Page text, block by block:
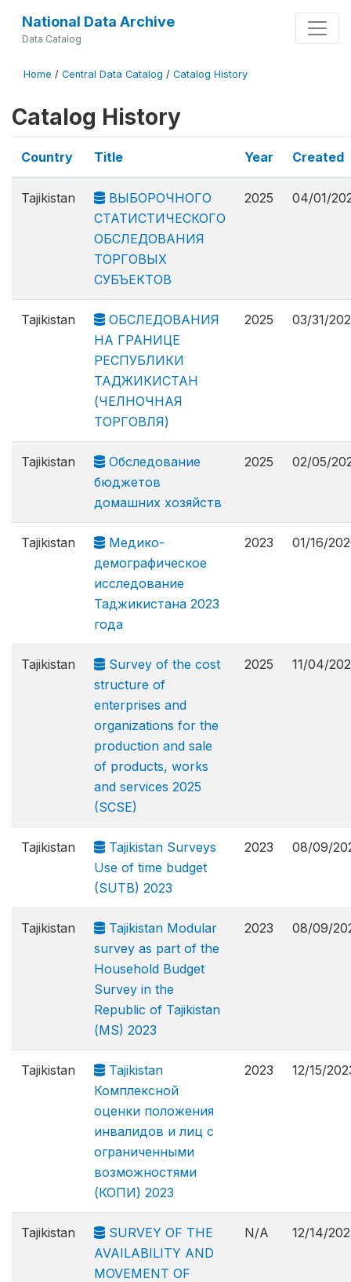
National Data Archive
Data Catalog
Home / Central Data Catalog / Catalog History
Catalog History
Country Title Year Created
Tajikistan
ВЫБОРОЧНОГО
СТАТИСТИЧЕСКОГО
ОБСЛЕДОВАНИЯ
ТОРГОВЫХ
СУБЪЕКТОВ
2025 04/01/
Tajikistan
ОБСЛЕДОВАНИЯ
НА ГРАНИЦЕ
РЕСПУБЛИКИ
ТАДЖИКИСТАН
(ЧЕЛНОЧНАЯ
ТОРГОВЛЯ)
2025 03/31/
Tajikistan
Обследование
бюджетов
домашних хозяйств
2025 02/05/
Tajikistan
Медико-
демографическое
исследование
Таджикистана 2023
года
2023 01/16/
Tajikistan
Survey of the cost
structure of
enterprises and
organizations for the
production and sale
of products, works
and services 2025
(SCSE)
2025 11/04/
Tajikistan
Tajikistan Surveys
Use of time budget
(SUTB) 2023
2023 08/09/
Tajikistan
Tajikistan Modular
survey as part of the
Household Budget
Survey in the
Republic of Tajikistan
(МS) 2023
2023 08/09/
Tajikistan
Tajikistan
Комплексной
оценки положения
инвалидов и лиц с
ограниченными
возможностями
(КОПИ) 2023
2023 12/15/
Tajikistan
SURVEY OF THE
AVAILABILITY AND
MOVEMENT OF
N/A 12/14/